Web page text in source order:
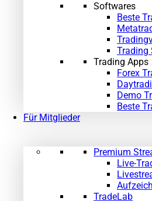
Softwares
Beste
Trading
Trading Apps
Forex
Demo
Beste
Für Mitglieder
Premium
Live-
TradeLab